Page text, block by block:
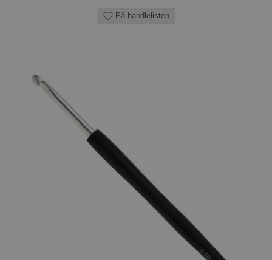
På handlelisten